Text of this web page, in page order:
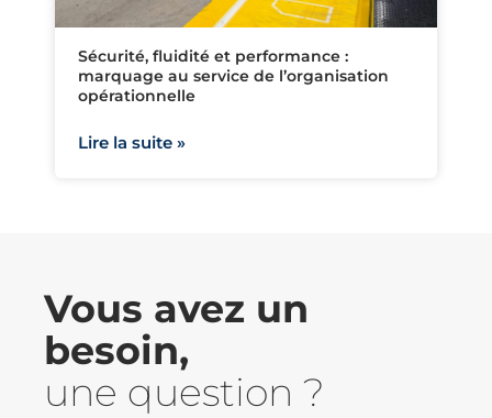
Sécurité, fluidité et performance :
marquage au service de l’organisation
opérationnelle
Lire la suite »
Vous avez un
besoin,
une question ?